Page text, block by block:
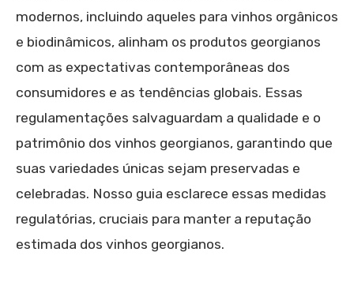
modernos, incluindo aqueles para vinhos orgânicos
e biodinâmicos, alinham os produtos georgianos
com as expectativas contemporâneas dos
consumidores e as tendências globais. Essas
regulamentações salvaguardam a qualidade e o
patrimônio dos vinhos georgianos, garantindo que
suas variedades únicas sejam preservadas e
celebradas. Nosso guia esclarece essas medidas
regulatórias, cruciais para manter a reputação
estimada dos vinhos georgianos.